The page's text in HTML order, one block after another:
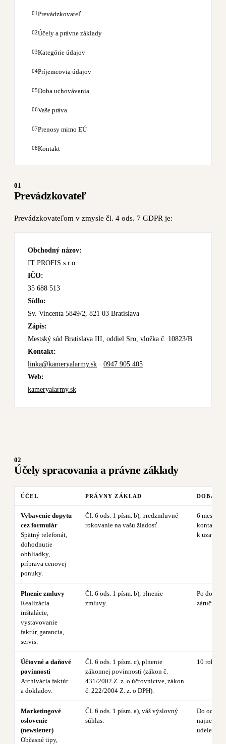
Prevádzkovateľ
Účely a právne základy
Kategórie údajov
Príjemcovia údajov
Doba uchovávania
Vaše práva
Prenosy mimo EÚ
Kontakt
01
Prevádzkovateľ
Prevádzkovateľom v zmysle čl. 4 ods. 7 GDPR je:
Obchodný názov:
IT PROFIS s.r.o.
IČO:
35 688 513
Sídlo:
Sv. Vincenta 5849/2, 821 03 Bratislava
Zápis:
Mestský súd Bratislava III, oddiel Sro, vložka č. 10823/B
Kontakt:
linka@kameryalarmy.sk · 0947 905 405
Web:
kameryalarmy.sk
02
Účely spracovania a právne základy
ÚČEL PRÁVNY ZÁKLAD DOBA
Vybavenie dopytu
cez formulár
Spätný telefonát,
dohodnutie
obhliadky,
príprava cenovej
ponuky.
Čl. 6 ods. 1 písm. b), predzmluvné
rokovanie na vašu žiadosť.
6
kontaktu,
k
Plnenie zmluvy
Realizácia
inštalácie,
vystavovanie
faktúr, garancia,
servis.
Čl. 6 ods. 1 písm. b), plnenie
zmluvy.
Po dobu
záručná
Účtovné a daňové
povinnosti
Archivácia faktúr
a dokladov.
Čl. 6 ods. 1 písm. c), plnenie
zákonnej povinnosti (zákon č.
431/2002 Z. z. o účtovníctve, zákon
č. 222/2004 Z. z. o DPH).
10 rokov.
Marketingové
oslovenie
(newsletter)
Občasné tipy,
Čl. 6 ods. 1 písm. a), váš výslovný
súhlas.
Do
najneskôr
udelenia.